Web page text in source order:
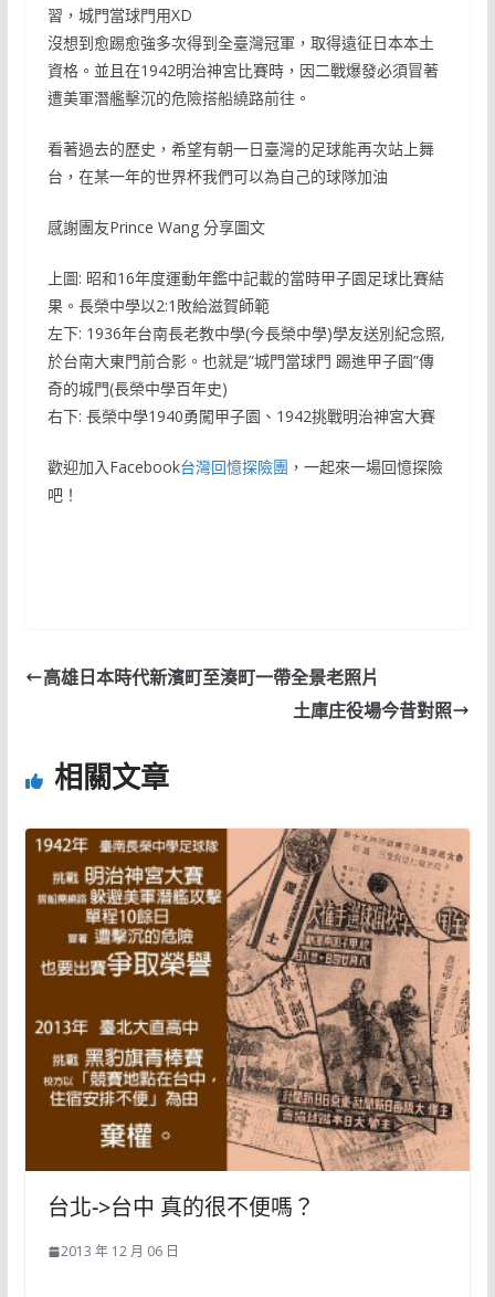
習，城門當球門用XD
沒想到愈踢愈強多次得到全臺灣冠軍，取得遠征日本本土
資格。並且在1942明治神宮比賽時，因二戰爆發必須冒著
遭美軍潛艦擊沉的危險搭船繞路前往。
看著過去的歷史，希望有朝一日臺灣的足球能再次站上舞
台，在某一年的世界杯我們可以為自己的球隊加油
感謝團友Prince Wang 分享圖文
上圖: 昭和16年度運動年鑑中記載的當時甲子園足球比賽結
果。長榮中學以2:1敗給滋賀師範
左下: 1936年台南長老教中學(今長榮中學)學友送別紀念照,
於台南大東門前合影。也就是”城門當球門 踢進甲子園”傳
奇的城門(長榮中學百年史)
右下: 長榮中學1940勇闖甲子園、1942挑戰明治神宮大賽
歡迎加入Facebook台灣回憶探險團 ，一起來一場回憶探險
吧！
高雄日本時代新濱町至湊町一帶全景老照片
土庫庄役場今昔對照
相關文章
台北->台中 真的很不便嗎？
2013 年 12 月 06 日